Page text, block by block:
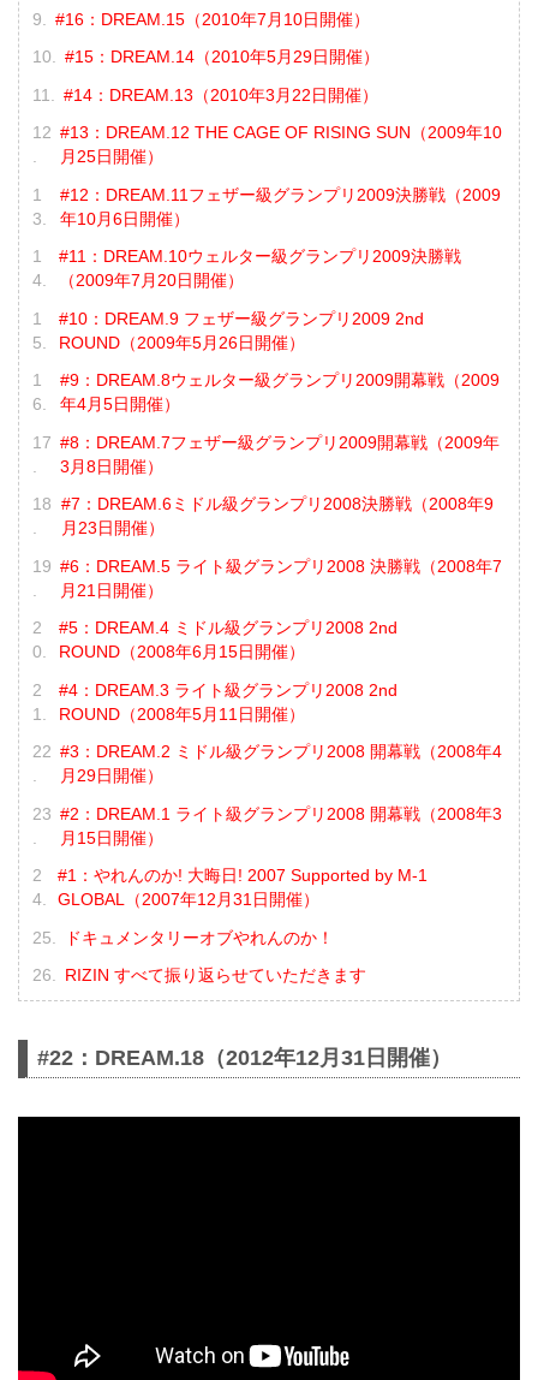
#16：DREAM.15（2010年7月10日開催）
#15：DREAM.14（2010年5月29日開催）
#14：DREAM.13（2010年3月22日開催）
#13：DREAM.12 THE CAGE OF RISING SUN（2009年10
月25日開催）
#12：DREAM.11フェザー級グランプリ2009決勝戦（2009
年10月6日開催）
#11：DREAM.10ウェルター級グランプリ2009決勝戦
（2009年7月20日開催）
#10：DREAM.9 フェザー級グランプリ2009 2nd
ROUND（2009年5月26日開催）
#9：DREAM.8ウェルター級グランプリ2009開幕戦（2009
年4月5日開催）
#8：DREAM.7フェザー級グランプリ2009開幕戦（2009年
3月8日開催）
#7：DREAM.6ミドル級グランプリ2008決勝戦（2008年9
月23日開催）
#6：DREAM.5 ライト級グランプリ2008 決勝戦（2008年7
月21日開催）
#5：DREAM.4 ミドル級グランプリ2008 2nd
ROUND（2008年6月15日開催）
#4：DREAM.3 ライト級グランプリ2008 2nd
ROUND（2008年5月11日開催）
#3：DREAM.2 ミドル級グランプリ2008 開幕戦（2008年4
月29日開催）
#2：DREAM.1 ライト級グランプリ2008 開幕戦（2008年3
月15日開催）
#1：やれんのか! 大晦日! 2007 Supported by M-1
GLOBAL（2007年12月31日開催）
ドキュメンタリーオブやれんのか！
RIZIN すべて振り返らせていただきます
#22：DREAM.18（2012年12月31日開催）